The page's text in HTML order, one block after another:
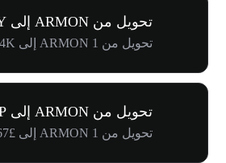
تحويل من ARMON إلى JPY
تحويل من 1 ARMON إلى 円44.64K
تحويل من ARMON إلى GBP
تحويل من 1 ARMON إلى £209.67